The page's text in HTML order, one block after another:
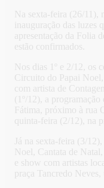
Na sexta-feira (26/11),
inauguração das
apresentação da Folia
estão confirmados.
Nos dias 1º e 2/12, os
Circuito do Papai
com artista de
(1º/12), a
Fátima, próximo à
quinta-feira (2/12), na
Já na sexta-feira (3/
Noel, Cantata de
e show com artistas
praça Tancredo